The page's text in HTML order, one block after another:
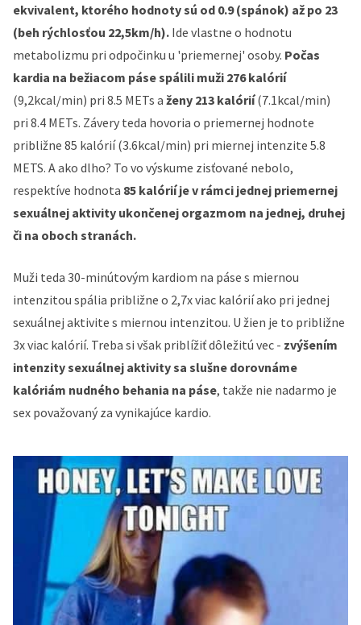
ekvivalent, ktorého hodnoty sú od 0.9 (spánok) až po 23
(beh rýchlosťou 22,5km/h). Ide vlastne o hodnotu
metabolizmu pri odpočinku u 'priemernej' osoby. Počas
kardia na bežiacom páse spálili muži 276 kalórií
(9,2kcal/min) pri 8.5 METs a ženy 213 kalórií(7.1kcal/min)
pri 8.4 METs. Závery teda hovoria o priemernej hodnote
približne 85 kalórií (3.6kcal/min) pri miernej intenzite 5.8
METS. A ako dlho? To vo výskume zisťované nebolo,
respektíve hodnota 85 kalórií je v rámci jednej priemernej
sexuálnej aktivity ukončenej orgazmom na jednej, druhej
či na oboch stranách.
Muži teda 30-minútovým kardiom na páse s miernou
intenzitou spália približne o 2,7x viac kalórií ako pri jednej
sexuálnej aktivite s miernou intenzitou. U žien je to približne
3x viac kalórií. Treba si však priblížiť dôležitú vec - zvýšením
intenzity sexuálnej aktivity sa slušne dorovnáme
kalóriám nudného behania na páse, takže nie nadarmo je
sex považovaný za vynikajúce kardio.